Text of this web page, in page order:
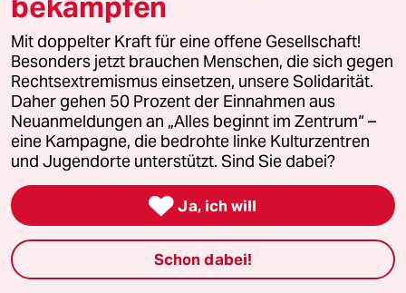
fernverbindung
klima update°
Mauerecho
Freie Rede
reingehen
Mit doppelter Kraft für eine offene Gesellschaft!
Besonders jetzt brauchen Menschen, die sich gegen
Rechtsextremismus einsetzen, unsere Solidarität.
Daher gehen 50 Prozent der Einnahmen aus
Neuanmeldungen an „Alles beginnt im Zentrum“ –
eine Kampagne, die bedrohte linke Kulturzentren
und Jugendorte unterstützt. Sind Sie dabei?
 Ja, ich will
Schon dabei!